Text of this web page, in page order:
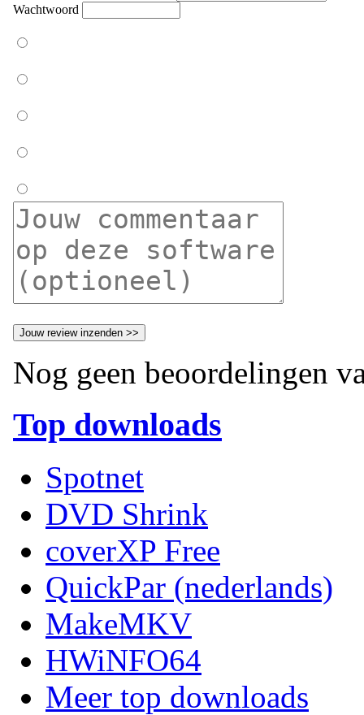
Wachtwoord
Nog geen beoordelingen
Top downloads
Spotnet
DVD Shrink
coverXP Free
QuickPar (nederlands)
MakeMKV
HWiNFO64
Meer top downloads